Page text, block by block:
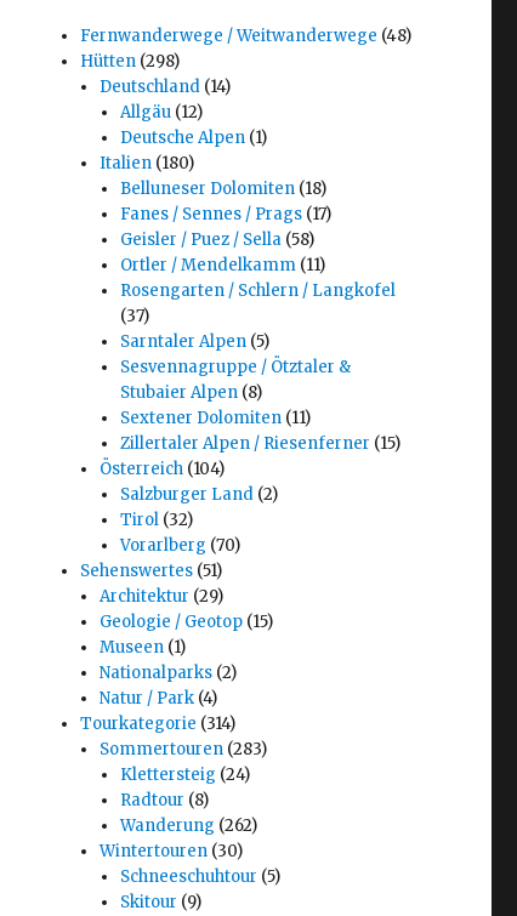
Fernwanderwege / Weitwanderwege (48)
Hütten (298)
Deutschland (14)
Allgäu(12)
Deutsche Alpen(1)
Italien (180)
Belluneser Dolomiten(18)
Fanes / Sennes / Prags(17)
Geisler / Puez / Sella(58)
Ortler / Mendelkamm(11)
Rosengarten / Schlern / Langkofel
(37)
Sarntaler Alpen(5)
Sesvennagruppe / Ötztaler &
Stubaier Alpen(8)
Sextener Dolomiten(11)
Zillertaler Alpen / Riesenferner (15)
Österreich (104)
Salzburger Land(2)
Tirol(32)
Vorarlberg (70)
Sehenswertes (51)
Architektur (29)
Geologie / Geotop (15)
Museen (1)
Nationalparks (2)
Natur / Park (4)
Tourkategorie (314)
Sommertouren (283)
Klettersteig (24)
Radtour (8)
Wanderung (262)
Wintertouren (30)
Schneeschuhtour (5)
Skitour (9)